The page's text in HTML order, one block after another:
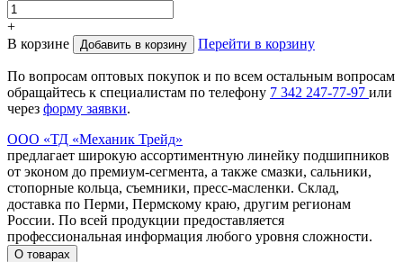
+
В корзине
Добавить в корзину Перейти в корзину
По вопросам оптовых покупок и по всем остальным вопросам
обращайтесь к специалистам по телефону 7 342 247-77-97 или
через форму заявки.
ООО «ТД «Механик Трейд»
предлагает широкую ассортиментную линейку подшипников
от эконом до премиум-сегмента, а также смазки, сальники,
стопорные кольца, съемники, пресс-масленки. Склад,
доставка по Перми, Пермскому краю, другим регионам
России. По всей продукции предоставляется
профессиональная информация любого уровня сложности.
О товарах